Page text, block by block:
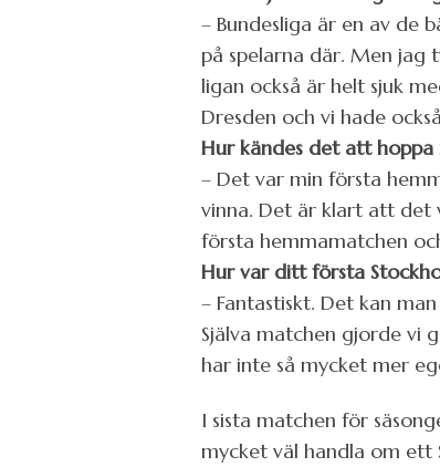
– Bundesliga är en av de
på spelarna där. Men jag
ligan också är helt sjuk
Dresden och vi hade
Hur kändes det att
– Det var min första
vinna. Det är klart att det
första hemmamatchen
Hur var ditt första
– Fantastiskt. Det kan
Själva matchen gjorde vi
har inte så mycket mer
I sista matchen för
mycket väl handla om ett